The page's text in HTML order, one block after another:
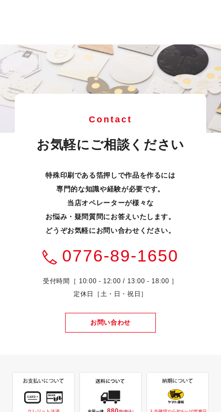
Contact
お気軽にご相談ください
特殊印刷である箔押しで作品を作るには
専門的な知識や経験が必要です。
当店オペレーターが様々な
お悩み・疑問質問にお答えいたします。
どうぞお気軽にお問い合わせください。
0776-89-1650
受付時間［ 10:00 - 12:00 / 13:00 - 18:00 ］
定休日［土・日・祝日］
お問い合わせ